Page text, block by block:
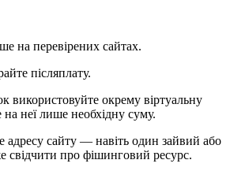
на перевірених сайтах.
післяплату.
використовуйте окрему віртуальну
на неї лише необхідну суму.
адресу сайту — навіть один зайвий або
свідчити про фішинговий ресурс.